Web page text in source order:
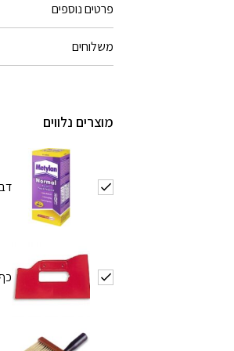
פרטים נוספים
משלוחים
מוצרים נלווים